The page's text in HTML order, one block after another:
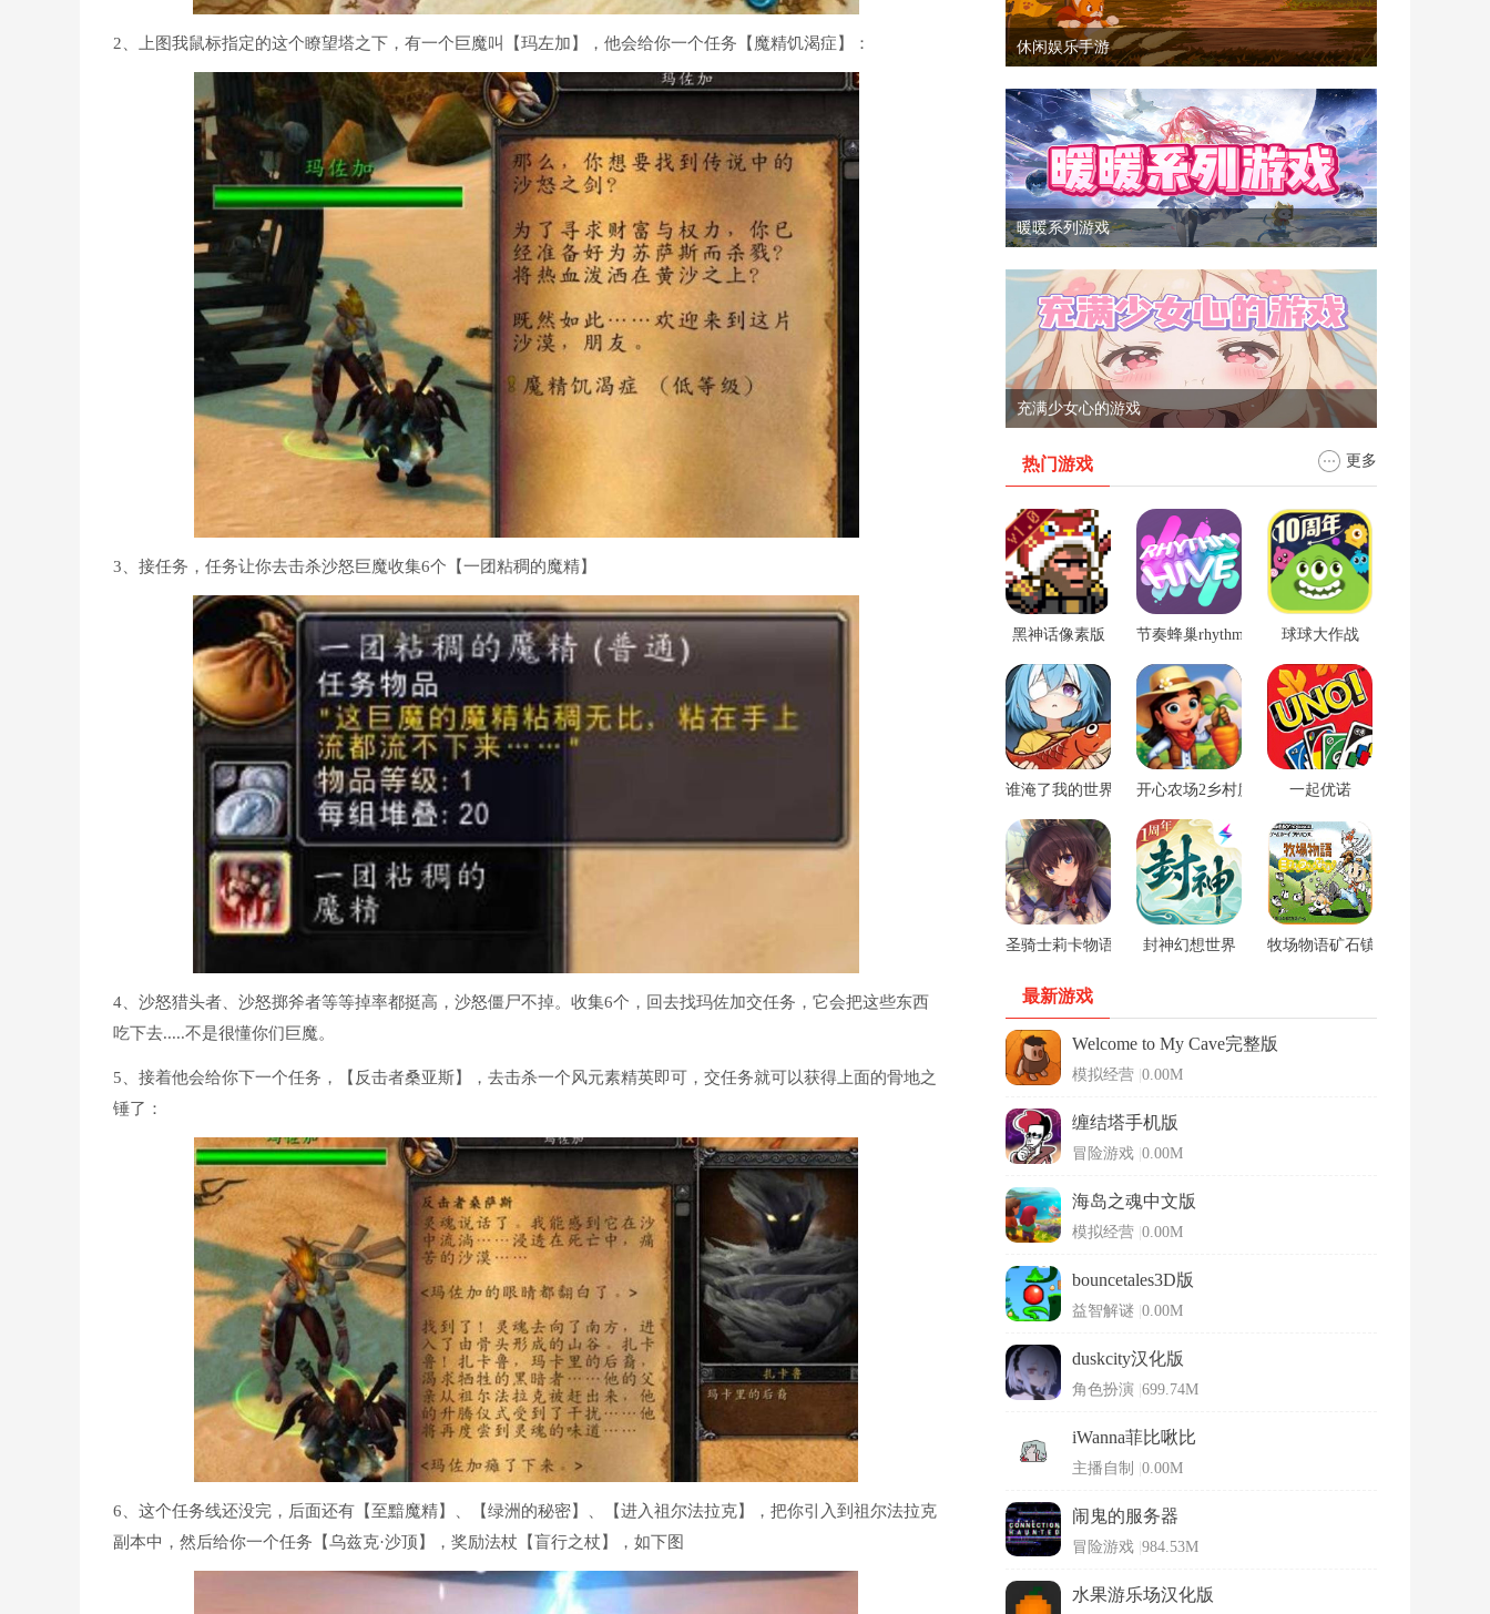
2、上图我鼠标指定的这个瞭望塔之下，有一个巨魔叫【玛左加】，他会给你一个任务【魔精饥渴症】：
3、接任务，任务让你去击杀沙怒巨魔收集6个【一团粘稠的魔精】
4、沙怒猎头者、沙怒掷斧者等等掉率都挺高，沙怒僵尸不掉。收集6个，回去找玛佐加交任务，它会把这些东西
吃下去.....不是很懂你们巨魔。
5、接着他会给你下一个任务，【反击者桑亚斯】，去击杀一个风元素精英即可，交任务就可以获得上面的骨地之
锤了：
6、这个任务线还没完，后面还有【至黯魔精】、【绿洲的秘密】、【进入祖尔法拉克】，把你引入到祖尔法拉克
副本中，然后给你一个任务【乌兹克·沙顶】，奖励法杖【盲行之杖】，如下图
休闲娱乐手游
暖暖系列游戏
充满少女心的游戏
热门游戏 更多
黑神话像素版 节奏蜂巢rhythm hive 球球大作战
谁淹了我的世界游戏开心农场2乡村度假中文版一起优诺
圣骑士莉卡物语安卓手游封神幻想世界 牧场物语矿石镇的伙伴们男孩版
最新游戏
Welcome to My Cave完整版
模拟经营 0.00M
缠结塔手机版
冒险游戏 0.00M
海岛之魂中文版
模拟经营 0.00M
bouncetales3D版
益智解谜 0.00M
duskcity汉化版
角色扮演 699.74M
iWanna菲比啾比
主播自制 0.00M
闹鬼的服务器
冒险游戏 984.53M
水果游乐场汉化版